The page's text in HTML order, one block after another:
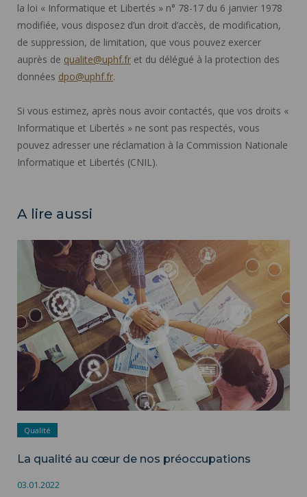
la loi « Informatique et Libertés » n° 78-17 du 6 janvier 1978
modifiée, vous disposez d’un droit d’accès, de modification,
de suppression, de limitation, que vous pouvez exercer
auprès de qualite@uphf.fr et du délégué à la protection des
données dpo@uphf.fr.
Si vous estimez, après nous avoir contactés, que vos droits «
Informatique et Libertés » ne sont pas respectés, vous
pouvez adresser une réclamation à la Commission Nationale
Informatique et Libertés (CNIL).
A lire aussi
La qualité au cœur de nos préoccupations ">
Qualité
La qualité au cœur de nos préoccupations
03.01.2022